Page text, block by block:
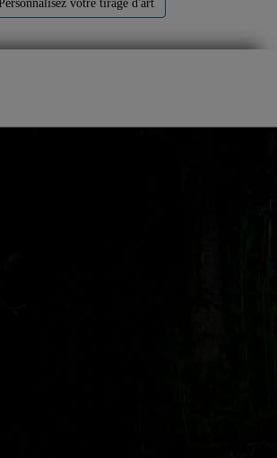
Personnalisez votre tirage d'art